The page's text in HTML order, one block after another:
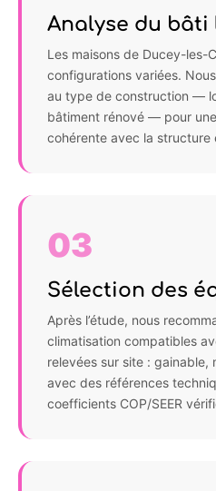
Analyse du bâti
Les maisons de Ducey-les-
configurations variées.
au type de construction —
bâtiment rénové — pour
cohérente avec la structure
03
Sélection des
Après l’étude, nous
climatisation compatibles
relevées sur site : gainable,
avec des références
coefficients COP/SEER